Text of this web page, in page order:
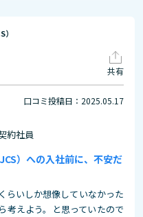
共有
口コミ投稿日：2025.05.17
約社員
）への入社前に、不安だ
らいしか想像していなかった
考えよう。と思っていたので